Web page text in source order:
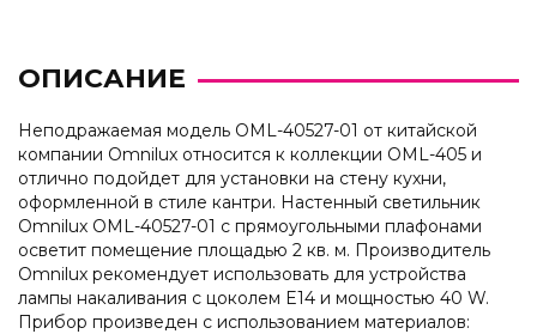
ОПИСАНИЕ
Неподражаемая модель OML-40527-01 от китайской
компании Omnilux относится к коллекции OML-405 и
отлично подойдет для установки на стену кухни,
оформленной в стиле кантри. Настенный светильник
Omnilux OML-40527-01 с прямоугольными плафонами
осветит помещение площадью 2 кв. м. Производитель
Omnilux рекомендует использовать для устройства
лампы накаливания с цоколем E14 и мощностью 40 W.
Прибор произведен с использованием материалов: